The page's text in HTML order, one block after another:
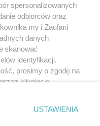
spersonalizowanych
odbiorców oraz
my i Zaufani
danych
skanować
identyfikacji.
prosimy o zgodę na
kliknięcie
ustawień prywatności
strony
USTAWIENIA